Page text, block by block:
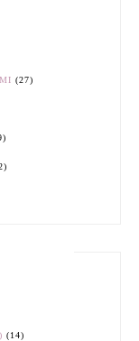
(27)
(14)